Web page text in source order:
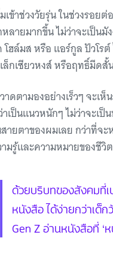
เข้าช่วงวัยรุ่น ในช่วงรอ
ลายมากขึ้น ไม่ว่าจะเป็น
โฮล์มส หรือ แอร์กูล ปัวโร
ล็กเซียวหงส์ หรือฤทธิ์มีดสั้
าดตามองอย่างเร็วๆ จะ
เป็นแนวหนักๆ ไม่ว่าจะเ
ายตาของผมเลย กว่าที่จ
มรู้และความหมายของชีวิต
ด้วยบริบทของสังคมที่
หนังสือ ได้ง่ายกว่าเด็
Gen Z อ่านหนังสือที่ ‘